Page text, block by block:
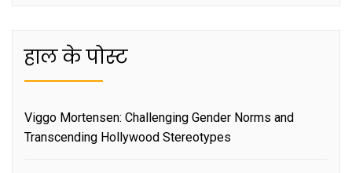
हाल के पोस्ट
Viggo Mortensen: Challenging Gender Norms and
Transcending Hollywood Stereotypes